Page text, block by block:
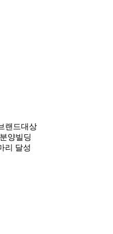
랜드대상
양빌딩
리 달성